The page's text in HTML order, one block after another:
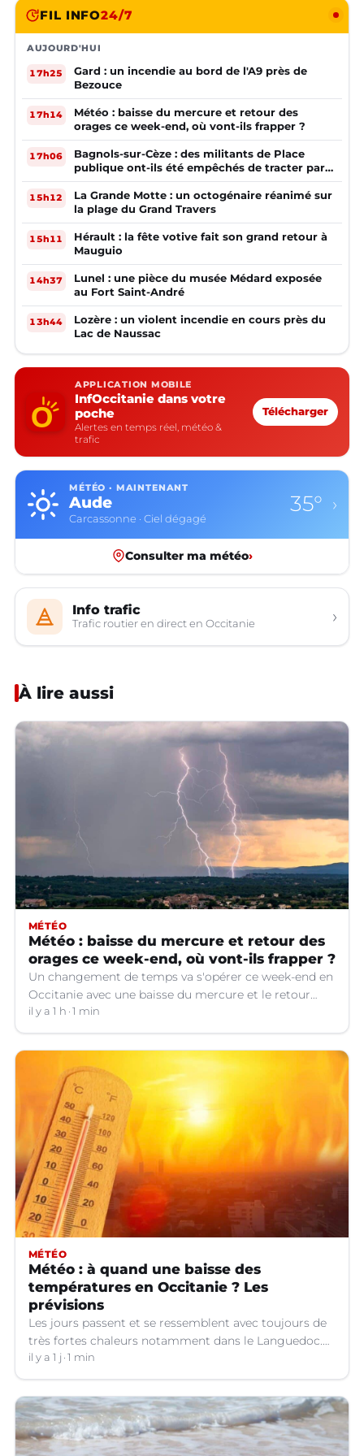
FIL INFO24/7
AUJOURD'HUI
17h25
Gard : un incendie au bord de l'A9 près de
Bezouce
17h14
Météo : baisse du mercure et retour des
orages ce week-end, où vont-ils frapper ?
17h06
Bagnols-sur-Cèze : des militants de Place
publique ont-ils été empêchés de tracter par
la mairie ?
15h12
La Grande Motte : un octogénaire réanimé sur
la plage du Grand Travers
15h11
Hérault : la fête votive fait son grand retour à
Mauguio
14h37
Lunel : une pièce du musée Médard exposée
au Fort Saint-André
13h44
Lozère : un violent incendie en cours près du
Lac de Naussac
APPLICATION MOBILE
InfOccitanie dans votre
poche
Alertes en temps réel, météo &
trafic
Télécharger
MÉTÉO · MAINTENANT
Aude
Carcassonne · Ciel dégagé
35° ›
Consulter ma météo›
Info trafic
Trafic routier en direct en Occitanie ›
À lire aussi
MÉTÉO
Météo : baisse du mercure et retour des
orages ce week-end, où vont-ils frapper ?
Un changement de temps va s'opérer ce week-end en
Occitanie avec une baisse du mercure et le retour
d'orages dans certains départements.
il y a 1 h 1 min
MÉTÉO
Météo : à quand une baisse des
températures en Occitanie ? Les
prévisions
Les jours passent et se ressemblent avec toujours de
très fortes chaleurs notamment dans le Languedoc.
Jusqu’à quand ?
il y a 1 j 1 min